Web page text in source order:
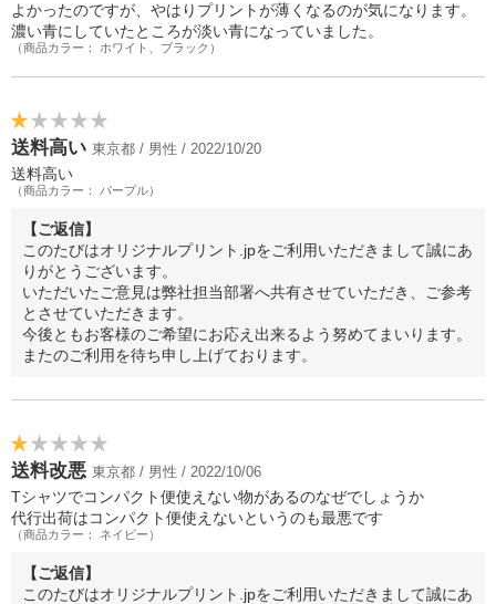
よかったのですが、やはりプリントが薄くなるのが気になります。
濃い青にしていたところが淡い青になっていました。
（商品カラー： ホワイト、ブラック）
送料高い 東京都 / 男性 / 2022/10/20
送料高い
（商品カラー： パープル）
【ご返信】
このたびはオリジナルプリント.jpをご利用いただきまして誠にあ
りがとうございます。
いただいたご意見は弊社担当部署へ共有させていただき、ご参考
とさせていただきます。
今後ともお客様のご希望にお応え出来るよう努めてまいります。
またのご利用を待ち申し上げております。
送料改悪 東京都 / 男性 / 2022/10/06
Tシャツでコンパクト便使えない物があるのなぜでしょうか
代行出荷はコンパクト便使えないというのも最悪です
（商品カラー： ネイビー）
【ご返信】
このたびはオリジナルプリント.jpをご利用いただきまして誠にあ